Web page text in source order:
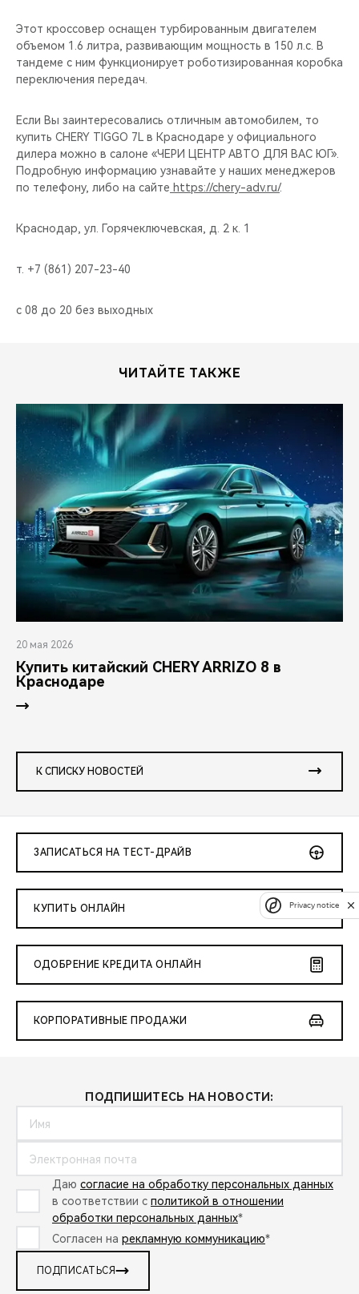
Этот кроссовер оснащен турбированным двигателем
объемом 1.6 литра, развивающим мощность в 150 л.с. В
тандеме с ним функционирует роботизированная коробка
переключения передач.
Если Вы заинтересовались отличным автомобилем, то
купить CHERY TIGGO 7L в Краснодаре у официального
дилера можно в салоне «ЧЕРИ ЦЕНТР АВТО ДЛЯ ВАС ЮГ».
Подробную информацию узнавайте у наших менеджеров
по телефону, либо на сайте https://chery-adv.ru/.
Краснодар, ул. Горячеключевская, д. 2 к. 1
т. +7 (861) 207-23-40
с 08 до 20 без выходных
ЧИТАЙТЕ ТАКЖЕ
20 мая 2026
Купить китайский CHERY ARRIZO 8 в
Краснодаре
К СПИСКУ НОВОСТЕЙ
ЗАПИСАТЬСЯ НА ТЕСТ-ДРАЙВ
КУПИТЬ ОНЛАЙН
ОДОБРЕНИЕ КРЕДИТА ОНЛАЙН
КОРПОРАТИВНЫЕ ПРОДАЖИ
ПОДПИШИТЕСЬ НА НОВОСТИ:
Даю согласие на обработку персональных данных
в соответствии с политикой в отношении
обработки персональных данных*
Согласен на рекламную коммуникацию*
ПОДПИСАТЬСЯ
Privacy notice